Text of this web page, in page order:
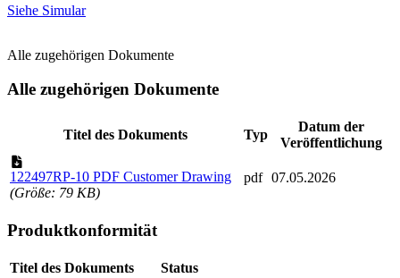
Siehe Simular
Alle zugehörigen Dokumente
Alle zugehörigen Dokumente
Titel des Dokuments Typ
Datum der
Veröffentlichung
122497RP-10 PDF Customer Drawing
(Größe: 79 KB)
pdf 07.05.2026
Produktkonformität
Titel des Dokuments Status